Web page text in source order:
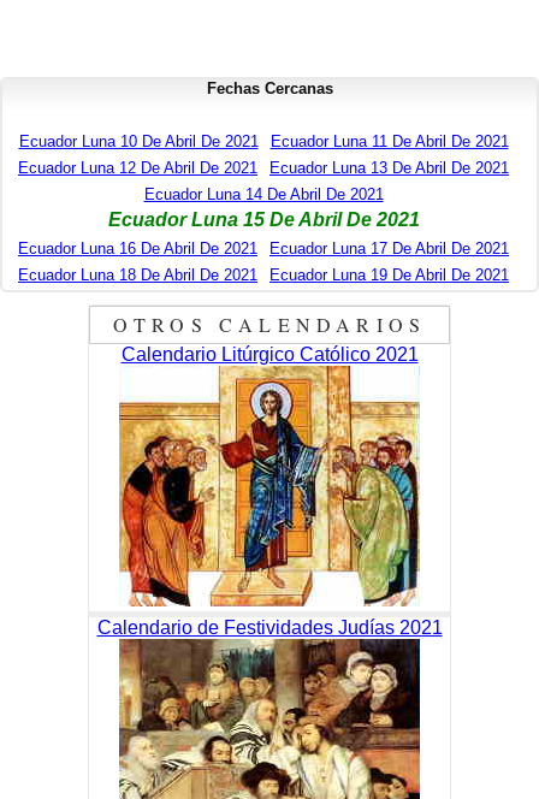
Fechas Cercanas
Ecuador Luna 10 De Abril De 2021
Ecuador Luna 11 De Abril De 2021
Ecuador Luna 12 De Abril De 2021
Ecuador Luna 13 De Abril De 2021
Ecuador Luna 14 De Abril De 2021
Ecuador Luna 15 De Abril De 2021
Ecuador Luna 16 De Abril De 2021
Ecuador Luna 17 De Abril De 2021
Ecuador Luna 18 De Abril De 2021
Ecuador Luna 19 De Abril De 2021
OTROS CALENDARIOS
Calendario Litúrgico Católico 2021
Calendario de Festividades Judías 2021